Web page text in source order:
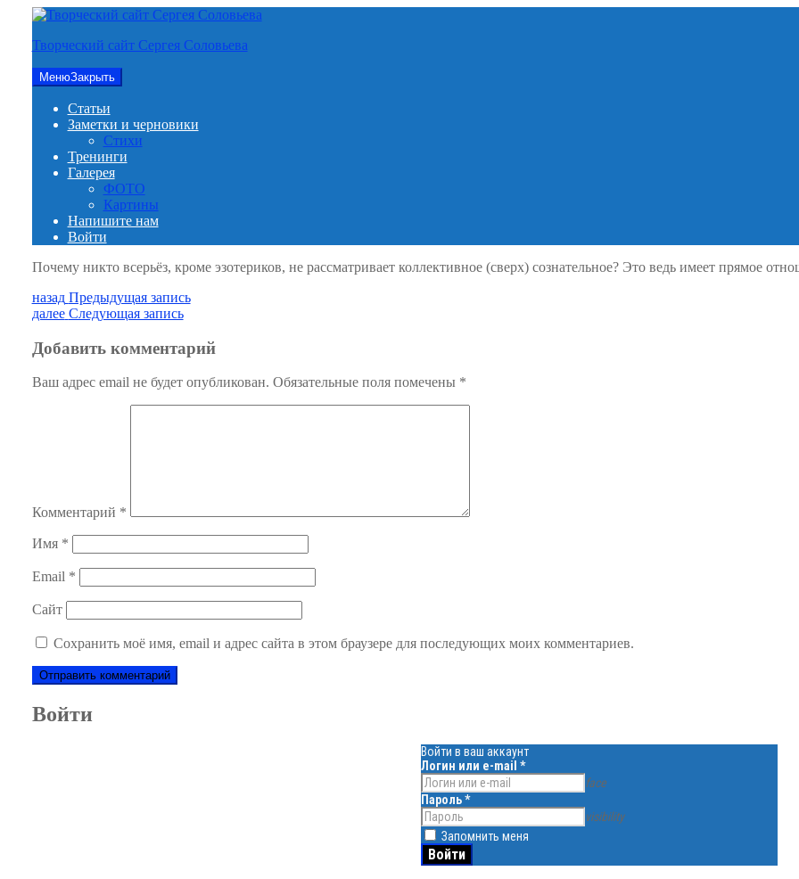
Перейти
содержимому
Творческий сайт Сергея Соловьева
МенюЗакрыть
Статьи
Заметки и черновики
Стихи
Тренинги
Галерея
ФОТО
Картины
Напишите нам
Войти
Почему никто всерьёз, кроме эзотериков, не рассматривает коллективное (сверх) сознательное? Это ведь имеет прямое
Навигация
по
записям
назад Предыдущая
запись:
Предыдущая запись
далее Следующая
Следующая запись
Добавить комментарий
Ваш адрес email не будет опубликован. Обязательные поля помечены *
Комментарий *
Имя *
Email *
Сайт
Сохранить моё имя, email и адрес сайта в этом браузере для последующих моих комментариев.
Войти
Войти в ваш аккаунт
Логин или e-mail *
face
Пароль*
visibility
Запомнить меня